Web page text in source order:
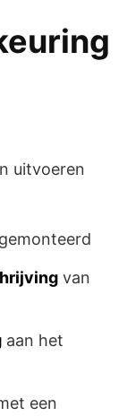
uitvoeren
van
aan het
een